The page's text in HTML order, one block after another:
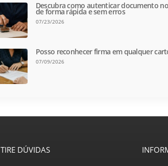
Descubra como autenticar documento
de forma rápida e sem erros
07/23/2026
Posso reconhecer firma em qualquer
07/09/2026
TIRE DÚVIDAS